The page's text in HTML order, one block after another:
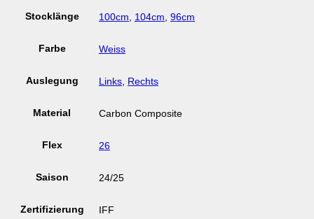
Stocklänge 100cm 104cm 96cm
Farbe Weiss
Auslegung Links Rechts
Material Carbon Composite
Flex 26
Saison 24/25
Zertifizierung IFF